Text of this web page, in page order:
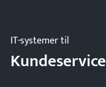
IT-systemer til
Kundeservice